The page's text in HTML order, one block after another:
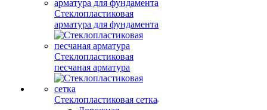
Стеклопластиковая
арматура для фундамента
Стеклопластиковая
песчаная арматура
Стеклопластиковая сетка